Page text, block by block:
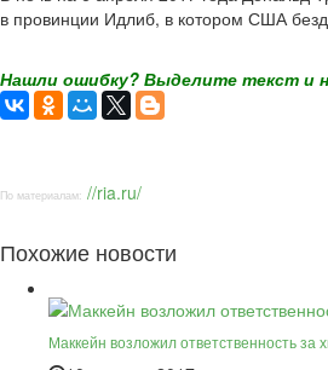
в провинции Идлиб, в котором США
Нашли ошибку? Выделите текст и
По материалам: //ria.ru/
Похожие новости
Маккейн возложил ответственность за